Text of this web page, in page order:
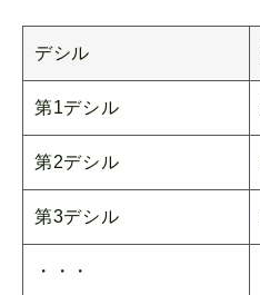
デシル
第1デシル
第2デシル
第3デシル
・・・